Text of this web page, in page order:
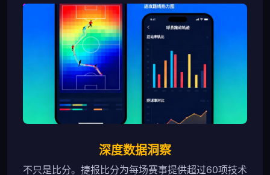
深度数据洞察
不只是比分。捷报比分为每场赛事提供超过60项技术